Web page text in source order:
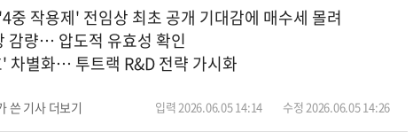
작용제' 전임상 최초 공개 기대감에 매수세 몰려
감량… 압도적 유효성 확인
차별화… 투트랙 R&D 전략 가시화
쓴 기사 더보기 입력 2026.06.05 14:14 수정 2026.06.05 14:26